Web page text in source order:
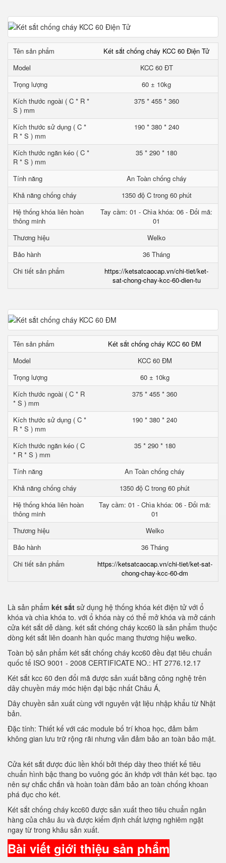
Tên sản phẩm
Két sắt chống cháy KCC 60 Điện Tử
Model
KCC 60 ĐT
Trọng lượng
60 ± 10kg
Kích thước ngoài ( C * R *
S ) mm
375 * 455 * 360
Kích thước sử dụng ( C *
R * S ) mm
190 * 380 * 240
Kích thước ngăn kéo ( C *
R * S ) mm
35 * 290 * 180
Tính năng
An Toàn chống cháy
Khả năng chống cháy
1350 độ C trong 60 phút
Hệ thống khóa liên hoàn
thông minh
Tay cầm: 01 - Chìa khóa: 06 - Đổi mã:
01
Thương hiệu
Welko
Bảo hành
36 Tháng
Chi tiết sản phẩm
https://ketsatcaocap.vn/chi-tiet/ket-
sat-chong-chay-kcc-60-dien-tu
Tên sản phẩm
Két sắt chống cháy KCC 60 ĐM
Model
KCC 60 ĐM
Trọng lượng
60 ± 10kg
Kích thước ngoài ( C * R
* S ) mm
375 * 455 * 360
Kích thước sử dụng ( C *
R * S ) mm
190 * 380 * 240
Kích thước ngăn kéo ( C
* R * S ) mm
35 * 290 * 180
Tính năng
An Toàn chống cháy
Khả năng chống cháy
1350 độ C trong 60 phút
Hệ thống khóa liên hoàn
thông minh
Tay cầm: 01 - Chìa khóa: 06 - Đổi mã:
01
Thương hiệu
Welko
Bảo hành
36 Tháng
Chi tiết sản phẩm
https://ketsatcaocap.vn/chi-tiet/ket-sat-
chong-chay-kcc-60-dm
Là sản phẩm két sắt sử dụng hệ thống khóa két điện tử với ổ
khóa và chìa khóa to. với ổ khóa này có thể mở khóa và mở cánh
cửa két sắt dễ dàng. két sắt chóng cháy kcc60 là sản phẩm thuộc
dòng két sắt liên doanh hàn quốc mang thương hiệu welko.
Toàn bộ sản phẩm két sắt chống cháy kcc60 đều đạt tiêu chuẩn
quốc tế ISO 9001 - 2008 CERTIFICATE NO.: HT 2776.12.17
Két sắt kcc 60 đen đổi mã được sản xuất bằng công nghệ trên
dây chuyền máy móc hiện đại bậc nhất Châu Á,
Dây chuyền sản xuất cùng với nguyên vật liệu nhập khẩu từ Nhật
bản.
Đặc tính: Thiết kế với các module bố trí khoa học, đảm bảm
không gian lưu trữ rộng rãi nhưng vẫn đảm bảo an toàn bảo mật.
Cửa két sắt được đúc liền khối bởi thép dày theo thiết kế tiêu
chuẩn hình bậc thang bo vuông góc ăn khớp với thân két bạc. tạo
nên sự chắc chắn và hoàn toàn đảm bảo an toàn chống khoan
phá đục cho két.
Két sắt chống cháy kcc60 được sản xuất theo tiêu chuẩn ngân
hàng của châu âu và được kiểm định chất lượng nghiêm ngặt
ngay từ trong khâu sản xuất.
Bài viết giới thiệu sản phẩm